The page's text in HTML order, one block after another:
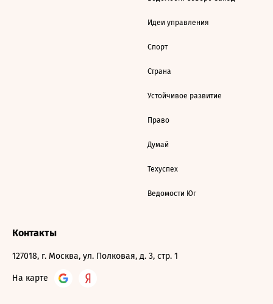
Идеи управления
Спорт
Страна
Устойчивое развитие
Право
Думай
Техуспех
Ведомости Юг
Контакты
127018, г. Москва, ул. Полковая, д. 3, стр. 1
На карте